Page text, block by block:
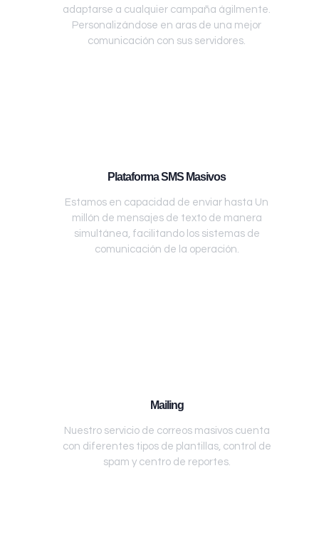
adaptarse a cualquier campaña ágilmente.
Personalizándose en aras de una mejor
comunicación con sus servidores.
Plataforma SMS Masivos
Estamos en capacidad de enviar hasta Un
millón de mensajes de texto de manera
simultánea, facilitando los sistemas de
comunicación de la operación.
Mailing
Nuestro servicio de correos masivos cuenta
con diferentes tipos de plantillas, control de
spam y centro de reportes.